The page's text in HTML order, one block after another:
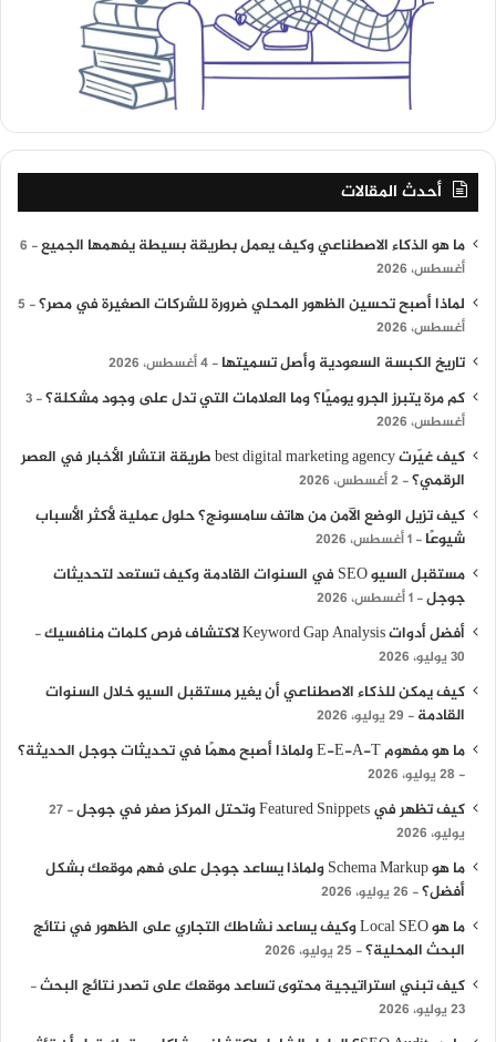
أحدث المقالات
ما هو الذكاء الاصطناعي وكيف يعمل بطريقة بسيطة يفهمها الجميع
6
أغسطس، 2026
لماذا أصبح تحسين الظهور المحلي ضرورة للشركات الصغيرة في مصر؟
5
أغسطس، 2026
تاريخ الكبسة السعودية وأصل تسميتها 4 أغسطس، 2026
كم مرة يتبرز الجرو يوميًا؟ وما العلامات التي تدل على وجود مشكلة؟ 3
أغسطس، 2026
كيف غيّرت best digital marketing agency طريقة انتشار الأخبار في العصر
الرقمي؟ 2 أغسطس، 2026
كيف تزيل الوضع الآمن من هاتف سامسونج؟ حلول عملية لأكثر الأسباب
شيوعًا
1 أغسطس، 2026
مستقبل السيو SEO في السنوات القادمة وكيف تستعد لتحديثات
جوجل 1 أغسطس، 2026
أفضل أدوات Keyword Gap Analysis لاكتشاف فرص كلمات منافسيك
30 يوليو، 2026
كيف يمكن للذكاء الاصطناعي أن يغير مستقبل السيو خلال السنوات
القادمة
29 يوليو، 2026
ما هو مفهوم E-E-A-T ولماذا أصبح مهمًا في تحديثات جوجل الحديثة؟
28 يوليو، 2026
كيف تظهر في Featured Snippets وتحتل المركز صفر في جوجل
27
يوليو، 2026
ما هو Schema Markup ولماذا يساعد جوجل على فهم موقعك بشكل
أفضل؟
26 يوليو، 2026
ما هو Local SEO وكيف يساعد نشاطك التجاري على الظهور في نتائج
البحث المحلية؟
25 يوليو، 2026
كيف تبني استراتيجية محتوى تساعد موقعك على تصدر نتائج البحث
23 يوليو، 2026